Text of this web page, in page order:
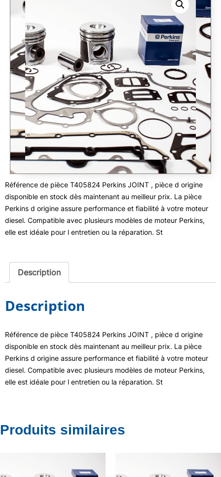
Référence de pièce T405824 Perkins JOINT , pièce d origine
disponible en stock dès maintenant au meilleur prix. La pièce
Perkins d origine assure performance et fiabilité à votre moteur
diesel. Compatible avec plusieurs modèles de moteur Perkins,
elle est idéale pour l entretien ou la réparation. St
Description
Description
Référence de pièce T405824 Perkins JOINT , pièce d origine
disponible en stock dès maintenant au meilleur prix. La pièce
Perkins d origine assure performance et fiabilité à votre moteur
diesel. Compatible avec plusieurs modèles de moteur Perkins,
elle est idéale pour l entretien ou la réparation. St
Produits similaires